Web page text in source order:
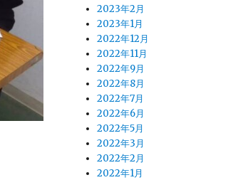
2023年2月
2023年1月
2022年12月
2022年11月
2022年9月
2022年8月
2022年7月
2022年6月
2022年5月
2022年3月
2022年2月
2022年1月